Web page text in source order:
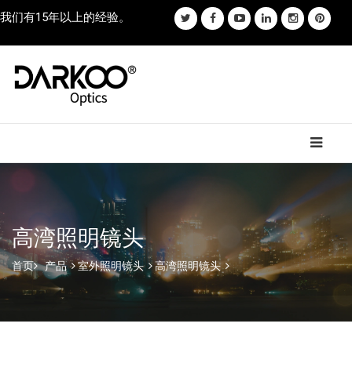
我们有15年以上的经验。
高湾照明镜头
首页 产品 室外照明镜头 高湾照明镜头